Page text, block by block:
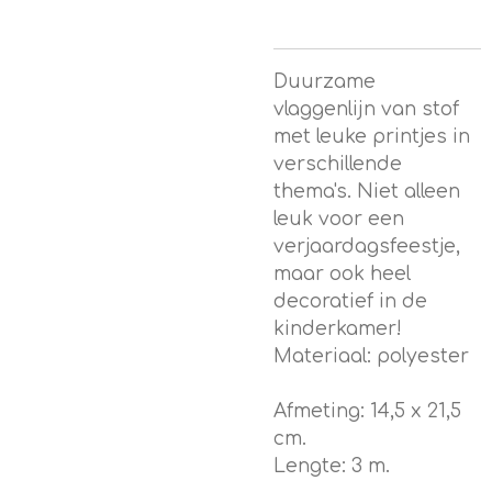
Duurzame
vlaggenlijn van stof
met leuke printjes in
verschillende
thema's. Niet alleen
leuk voor een
verjaardagsfeestje,
maar ook heel
decoratief in de
kinderkamer!
Materiaal: polyester
Afmeting: 14,5 x 21,5
cm.
Lengte: 3 m.